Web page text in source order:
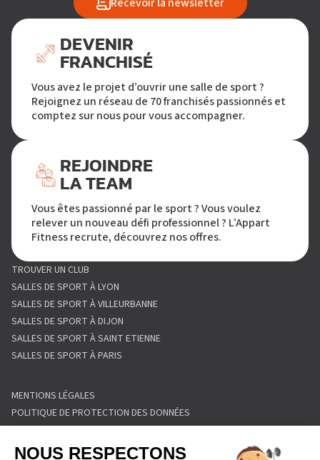
DEVENIR
FRANCHISÉ
Vous avez le projet d’ouvrir une salle de sport ?
Rejoignez un réseau de 70 franchisés passionnés et
comptez sur nous pour vous accompagner.
REJOINDRE
LA TEAM
Vous êtes passionné par le sport ? Vous voulez
relever un nouveau défi professionnel ? L’Appart
Fitness recrute, découvrez nos offres.
TROUVER UN CLUB
SALLES DE SPORT À LYON
SALLES DE SPORT À VILLEURBANNE
SALLES DE SPORT À DIJON
SALLES DE SPORT À SAINT ETIENNE
SALLES DE SPORT À PARIS
MENTIONS LÉGALES
POLITIQUE DE PROTECTION DES DONNÉES
POLITIQUE COOKIES
CONDITIONS GÉNÉRALES DE VENTE